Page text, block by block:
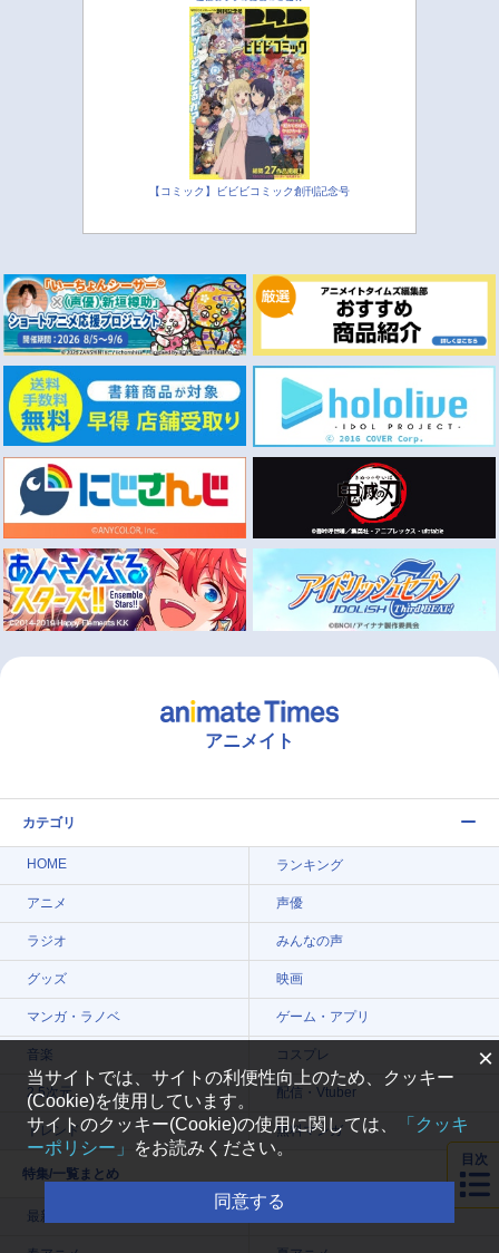
【コミック】ビビビコミック創刊記念号
アニメイト
カテゴリ
HOME ランキング
アニメ 声優
ラジオ みんなの声
グッズ 映画
マンガ・ラノベ ゲーム・アプリ
音楽 コスプレ
2.5次元 配信・Vtuber
トレンド 無料マンガ
特集/一覧まとめ
最新記事一覧
目次
×
当サイトでは、サイトの利便性向上のため、クッキー
(Cookie)を使用しています。
サイトのクッキー(Cookie)の使用に関しては、
「クッキ
ーポリシー」
をお読みください。
同意する